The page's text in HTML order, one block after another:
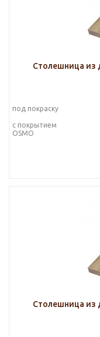
Столешница из
под покраску
с покрытием
OSMO
Столешница из